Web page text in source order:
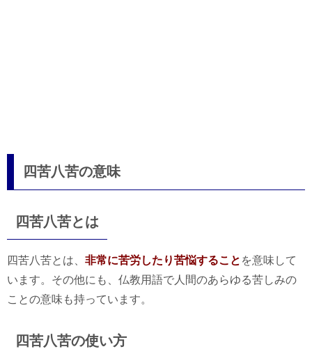
四苦八苦の意味
四苦八苦とは
四苦八苦とは、 非常に苦労したり苦悩すること を意味して
います。その他にも、仏教用語で人間のあらゆる苦しみの
ことの意味も持っています。
四苦八苦の使い方